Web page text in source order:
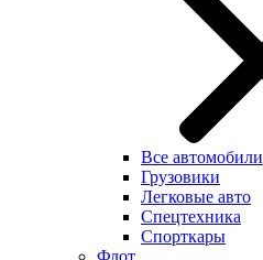
Все автомобили
Грузовики
Легковые авто
Спецтехника
Спорткары
Флот